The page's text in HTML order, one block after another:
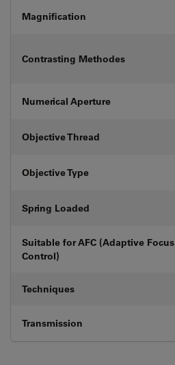
Magnification
Contrasting Methodes
Numerical Aperture
Objective Thread
Objective Type
Spring Loaded
Suitable for AFC (Adaptive Focus
Control)
Techniques
Transmission